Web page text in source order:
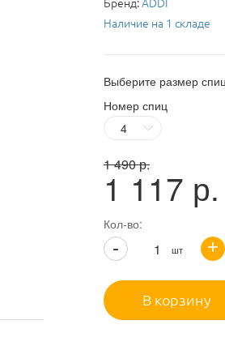
Бренд:ADDI
Наличие на 1 складе
Выберите размер
Номер спиц
1 490р.
1 117 р.
Кол-во:
шт +
-
В корзину